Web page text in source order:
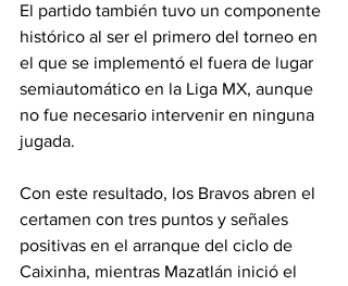
El partido también tuvo un componente
histórico al ser el primero del torneo en
el que se implementó el fuera de lugar
semiautomático en la Liga MX, aunque
no fue necesario intervenir en ninguna
jugada.
Con este resultado, los Bravos abren el
certamen con tres puntos y señales
positivas en el arranque del ciclo de
Caixinha, mientras Mazatlán inició el